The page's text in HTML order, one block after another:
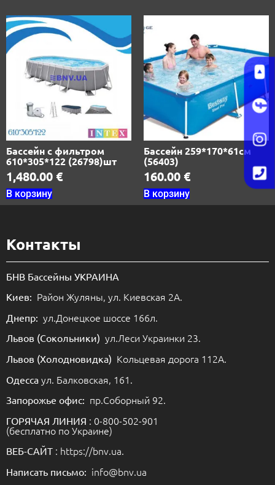
Бассейн с фильтром
610*305*122 (26798)шт
1,480.00 €
В корзину
Бассейн 259*170*61см
(56403)
160.00 €
В корзину
Контакты
БНВ Бассейны УКРАИНА
Киев: Район Жуляны, ул. Киевская 2А.
Днепр: ул.Донецкое шоссе 166л.
Львов (Сокольники) ул.Леси Украинки 23.
Львов (Холодновидка) Кольцевая дорога 112А.
Одесса ул. Балковская, 161.
Запорожье офис: пр.Соборный 92.
ГОРЯЧАЯ ЛИНИЯ : 0-800-502-901
(бесплатно по Украине)
ВЕБ-САЙТ : https://bnv.ua.
Написать письмо: info@bnv.ua